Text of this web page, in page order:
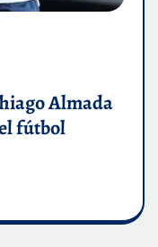
Almada
fútbol